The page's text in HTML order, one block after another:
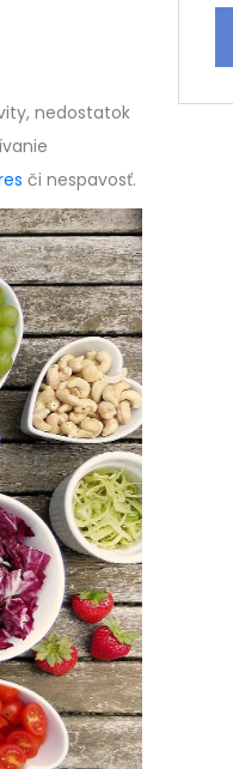
nedostatok
či nespavosť.